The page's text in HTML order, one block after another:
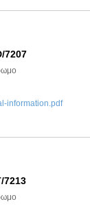
7207
information.pdf
7213